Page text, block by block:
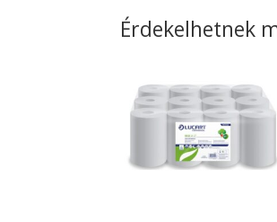
Érdekelhetnek